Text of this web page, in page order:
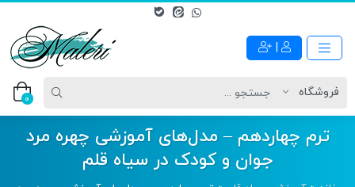
0
ترم چهاردهم – مدل‌های آموزشی چهره مرد
جوان و کودک در سیاه قلم